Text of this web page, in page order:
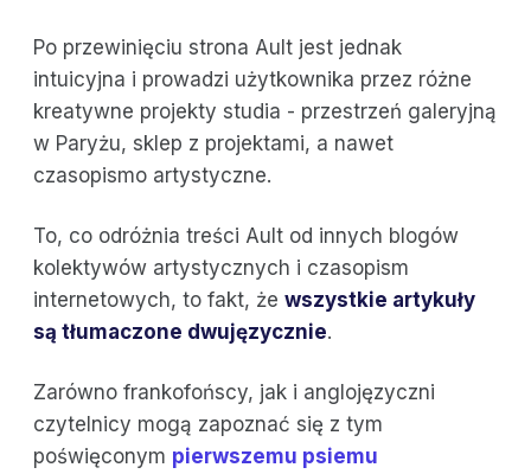
Po przewinięciu strona Ault jest jednak
intuicyjna i prowadzi użytkownika przez różne
kreatywne projekty studia - przestrzeń galeryjną
w Paryżu, sklep z projektami, a nawet
czasopismo artystyczne.
To, co odróżnia treści Ault od innych blogów
kolektywów artystycznych i czasopism
internetowych, to fakt, że wszystkie artykuły
są tłumaczone dwujęzycznie.
Zarówno frankofońscy, jak i anglojęzyczni
czytelnicy mogą zapoznać się z tym
poświęconym pierwszemu psiemu